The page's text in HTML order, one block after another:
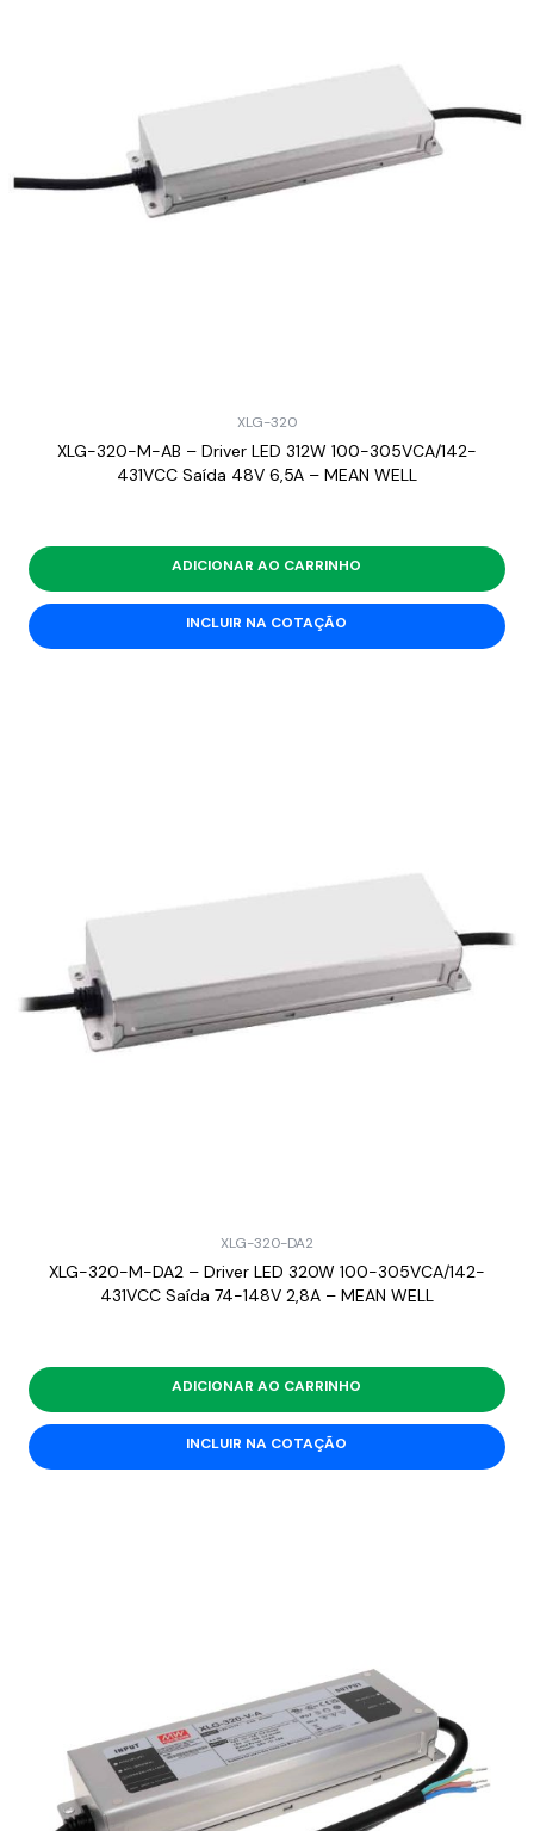
XLG-320
XLG-320-M-AB – Driver LED 312W 100-305VCA/142-
431VCC Saída 48V 6,5A – MEAN WELL
ADICIONAR AO CARRINHO
INCLUIR NA COTAÇÃO
XLG-320-DA2
XLG-320-M-DA2 – Driver LED 320W 100-305VCA/142-
431VCC Saída 74-148V 2,8A – MEAN WELL
ADICIONAR AO CARRINHO
INCLUIR NA COTAÇÃO